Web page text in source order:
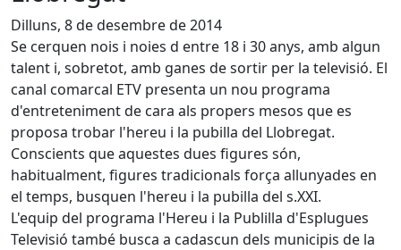
Dilluns, 8 de desembre de 2014
Se cerquen nois i noies d entre 18 i 30 anys, amb algun
talent i, sobretot, amb ganes de sortir per la televisió. El
canal comarcal ETV presenta un nou programa
d'entreteniment de cara als propers mesos que es
proposa trobar l'hereu i la pubilla del Llobregat.
Conscients que aquestes dues figures són,
habitualment, figures tradicionals força allunyades en
el temps, busquen l'hereu i la pubilla del s.XXI.
L'equip del programa l'Hereu i la Publilla d'Esplugues
Televisió també busca a cadascun dels municipis de la